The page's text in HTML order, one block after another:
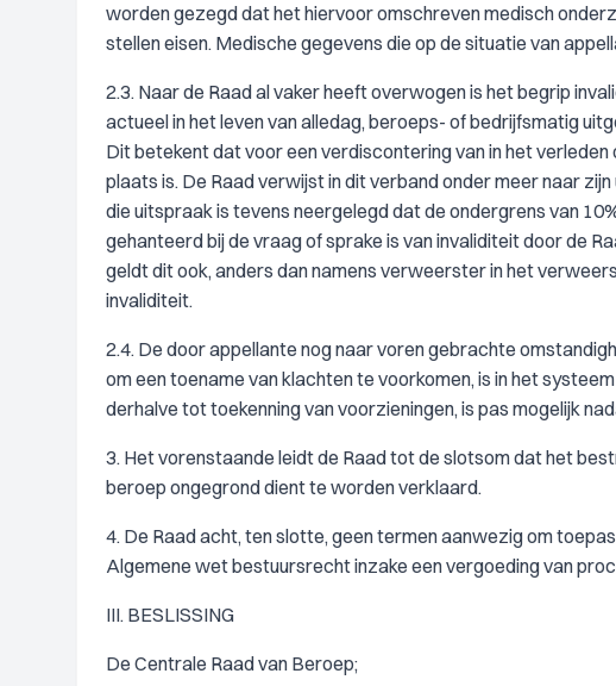
worden gezegd dat het hiervoor omschreven medisch
stellen eisen. Medische gegevens die op de situatie van
2.3. Naar de Raad al vaker heeft overwogen is het begrip
actueel in het leven van alledag, beroeps- of bedrijfsmatig
Dit betekent dat voor een verdiscontering van in het
plaats is. De Raad verwijst in dit verband onder meer naar
die uitspraak is tevens neergelegd dat de ondergrens van
gehanteerd bij de vraag of sprake is van invaliditeit door de
geldt dit ook, anders dan namens verweerster in het
invaliditeit.
2.4. De door appellante nog naar voren gebrachte
om een toename van klachten te voorkomen, is in het
derhalve tot toekenning van voorzieningen, is pas mogelijk
3. Het vorenstaande leidt de Raad tot de slotsom dat het
beroep ongegrond dient te worden verklaard.
4. De Raad acht, ten slotte, geen termen aanwezig om
Algemene wet bestuursrecht inzake een vergoeding van
III. BESLISSING
De Centrale Raad van Beroep;